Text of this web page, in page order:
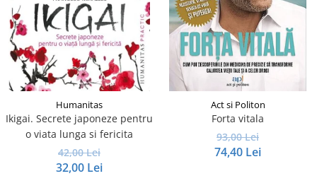
Humanitas
Ikigai. Secrete japoneze pentru
o viata lunga si fericita
42,00 Lei
32,00 Lei
Act si Politon
Forta vitala
93,00 Lei
74,40 Lei